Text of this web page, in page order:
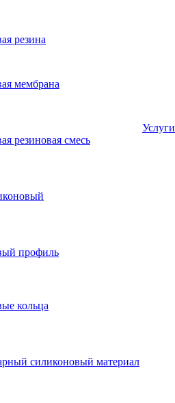
резина
мембрана
резиновая смесь
профиль
кольца
силиконовый материал
Услуги